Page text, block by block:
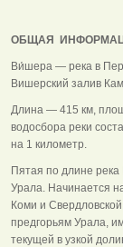
ОБЩАЯ
Ви́шера — река в
Вишерский залив
Длина — 415 км,
водосбора реки
на 1 километр.
Пятая по длине
Урала. Начинается
Коми и
предгорьям Урала,
текущей в узкой